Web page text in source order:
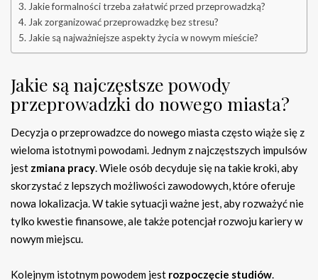
Jakie formalności trzeba załatwić przed przeprowadzką?
Jak zorganizować przeprowadzkę bez stresu?
Jakie są najważniejsze aspekty życia w nowym mieście?
Jakie są najczęstsze powody
przeprowadzki do nowego miasta?
Decyzja o przeprowadzce do nowego miasta często wiąże się z
wieloma istotnymi powodami. Jednym z najczęstszych impulsów
jest zmiana pracy. Wiele osób decyduje się na takie kroki, aby
skorzystać z lepszych możliwości zawodowych, które oferuje
nowa lokalizacja. W takie sytuacji ważne jest, aby rozważyć nie
tylko kwestie finansowe, ale także potencjał rozwoju kariery w
nowym miejscu.
Kolejnym istotnym powodem jest rozpoczęcie studiów.